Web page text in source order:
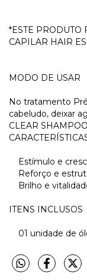
*ESTE PRODUTO
CAPILAR HAIR
MODO DE USAR
No tratamento
cabeludo, deixar
CLEAR
Estímulo e
Reforço e
Brilho e
ITENS INCLUSOS
01 unidade de